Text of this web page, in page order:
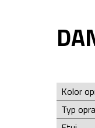
Kolor
Typ